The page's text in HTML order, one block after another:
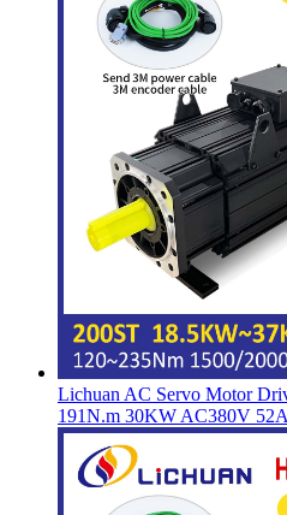
Lichuan AC Servo Motor
191N.m 30KW AC380V